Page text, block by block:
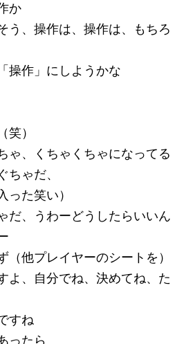
か
う、操作は、操作は、もちろ
操作」にしようかな
笑）
ゃ、くちゃくちゃになってる
ちゃだ、
った笑い）
だ、うわーどうしたらいいん
（他プレイヤーのシートを）
よ、自分でね、決めてね、た
すね
ったら